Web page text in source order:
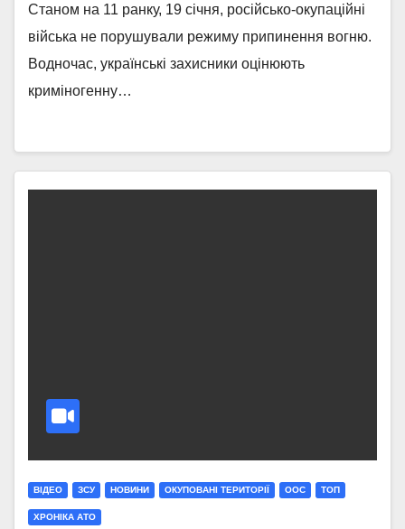
Станом на 11 ранку, 19 січня, російсько-окупаційні
війська не порушували режиму припинення вогню.
Водночас, українські захисники оцінюють
криміногенну…
ВІДЕО ЗСУ НОВИНИ ОКУПОВАНІ ТЕРИТОРІЇ ООС ТОП
ХРОНІКА АТО